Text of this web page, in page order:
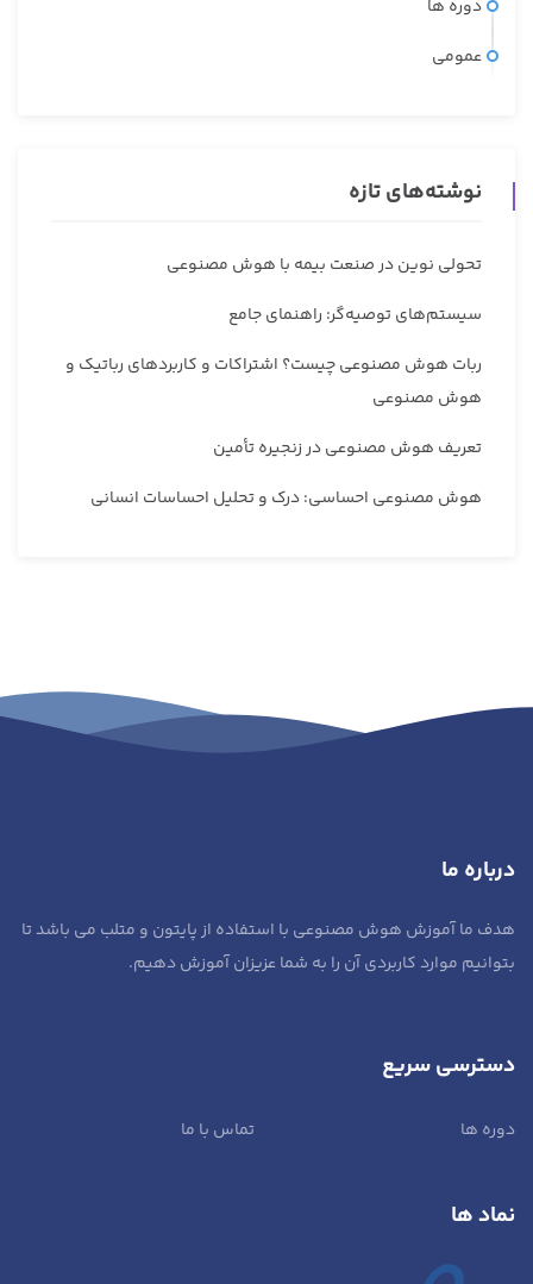
دوره ها
عمومی
نوشته‌های تازه
تحولی نوین در صنعت بیمه با هوش مصنوعی
سیستم‌های توصیه‌گر: راهنمای جامع
ربات هوش مصنوعی چیست؟ اشتراکات و کاربردهای رباتیک و
هوش مصنوعی
تعریف هوش مصنوعی در زنجیره تأمین
هوش مصنوعی احساسی: درک و تحلیل احساسات انسانی
درباره ما
هدف ما آموزش هوش مصنوعی با استفاده از پایتون و متلب می باشد تا
بتوانیم موارد کاربردی آن را به شما عزیزان آموزش دهیم.
دسترسی سریع
دوره ها تماس با ما
نماد ها